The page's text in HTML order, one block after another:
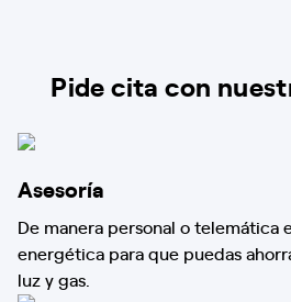
Pide cita con
Asesoría
De manera personal o telemática
energética para que puedas
luz y gas.